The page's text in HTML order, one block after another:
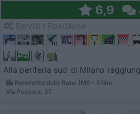
6,9
Alla periferia sud di Milano
Ronchetto delle Rane (MI) - 51km
Via Pescara, 37